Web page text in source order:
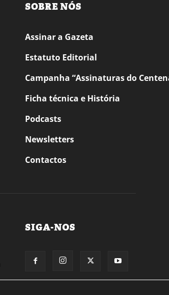
SOBRE NÓS
Assinar a Gazeta
Estatuto Editorial
Campanha “Assinaturas do
Ficha técnica e História
Podcasts
Newsletters
Contactos
SIGA-NOS